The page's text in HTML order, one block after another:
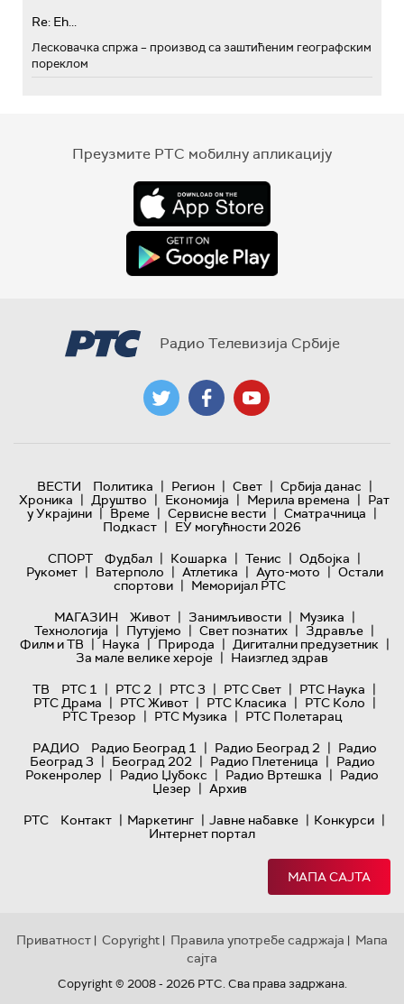
Re: Eh...
Лесковачка спржа – производ са заштићеним географским
пореклом
Преузмите РТС мобилну апликацију
Радио Телевизија Србије
ВЕСТИ Политика | Регион | Свет | Србија данас |
Хроника | Друштво | Економија | Мерила времена | Рат
у Украјини | Време | Сервисне вести | Сматрачница |
Подкаст | ЕУ могућности 2026
СПОРТ
Фудбал | Кошарка | Тенис | Одбојка |
Рукомет | Ватерполо | Атлетика | Ауто-мото | Остали
спортови | Меморијал РТС
МАГАЗИН
Живот | Занимљивости | Музика |
Технологијa | Путујемо | Свет познатих | Здравље |
Филм и ТВ | Наука | Природа | Дигитални предузетник |
За мале велике хероје | Наизглед здрав
ТВ
РТС 1 | РТС 2 | РТС 3 | РТС Свет | РТС Наука |
РТС Драма | РТС Живот | РТС Класика | РТС Коло |
РТС Трезор | РТС Музика | РТС Полетарац
РАДИО
Радио Београд 1 | Радио Београд 2 | Радио
Београд 3 | Београд 202 | Радио Плетеница | Радио
Рокенролер | Радио Џубокс | Радио Вртешка | Радио
Џезер | Архив
РТС
Контакт | Маркетинг | Јавне набавке | Конкурси |
Интернет портал
МАПА САЈТА
Приватност | Copyright | Правила употребе садржаја | Мапа
сајта
Copyright © 2008 - 2026 РТС. Сва права задржана.